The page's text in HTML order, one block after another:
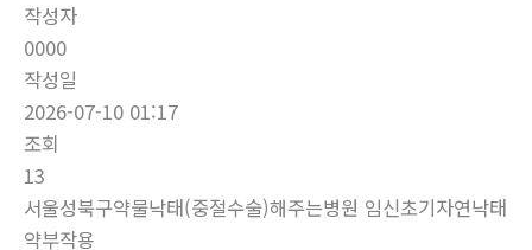
작성자
0000
작성일
2026-07-10 01:17
조회
13
서울성북구약물낙태(중절수술)해주는병원 임신초기자연낙태
약부작용